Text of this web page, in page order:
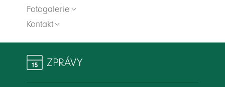
Fotogalerie
Kontakt
ZPRÁVY